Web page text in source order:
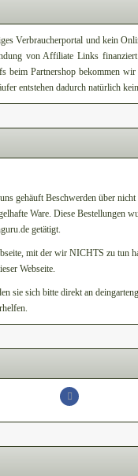
Verbraucherportal und kein
von Affiliate Links finanziert
beim Partnershop bekommen wir
entstehen dadurch natürlich
gehäuft Beschwerden über nicht
Ware. Diese Bestellungen
getätigt.
mit der wir NICHTS zu tun
Webseite.
sie sich bitte direkt an